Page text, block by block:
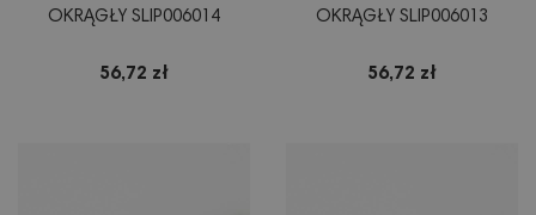
OKRĄGŁY SLIP006014
56,72 zł
OKRĄGŁY SLIP006013
56,72 zł